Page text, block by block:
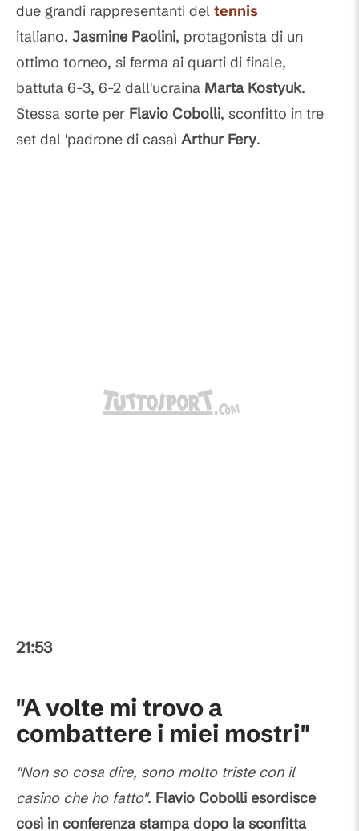
due grandi rappresentanti del tennis
italiano. Jasmine Paolini, protagonista di un
ottimo torneo, si ferma ai quarti di finale,
battuta 6-3, 6-2 dall'ucraina Marta Kostyuk.
Stessa sorte per Flavio Cobolli, sconfitto in tre
set dal 'padrone di casaì Arthur Fery.
21:53
"A volte mi trovo a
combattere i miei mostri"
"Non so cosa dire, sono molto triste con il
casino che ho fatto". Flavio Cobolli esordisce
così in conferenza stampa dopo la sconfitta